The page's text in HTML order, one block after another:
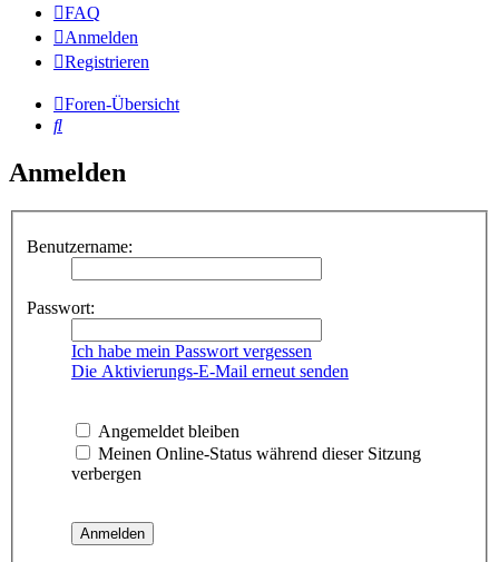
FAQ
Anmelden
Registrieren
Foren-Übersicht
Suche
Anmelden
Benutzername:
Passwort:
Ich habe mein Passwort vergessen
Die Aktivierungs-E-Mail erneut senden
Angemeldet bleiben
Meinen Online-Status während dieser Sitzung
verbergen